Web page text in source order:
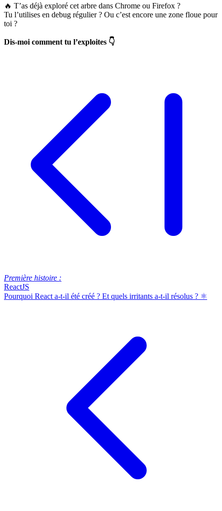
🔥 T’as déjà exploré cet arbre dans Chrome ou Firefox ?
Tu l’utilises en debug régulier ? Ou c’est encore une zone floue pour
toi ?
Dis-moi comment tu l’exploites 👇
Première histoire :
ReactJS
Pourquoi React a-t-il été créé ? Et quels irritants a-t-il résolus ? ⚛️